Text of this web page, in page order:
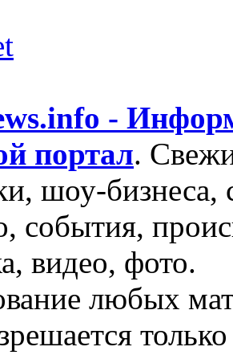
-
портал.
шоу-бизнеса,
события,
видео, фото.
любых